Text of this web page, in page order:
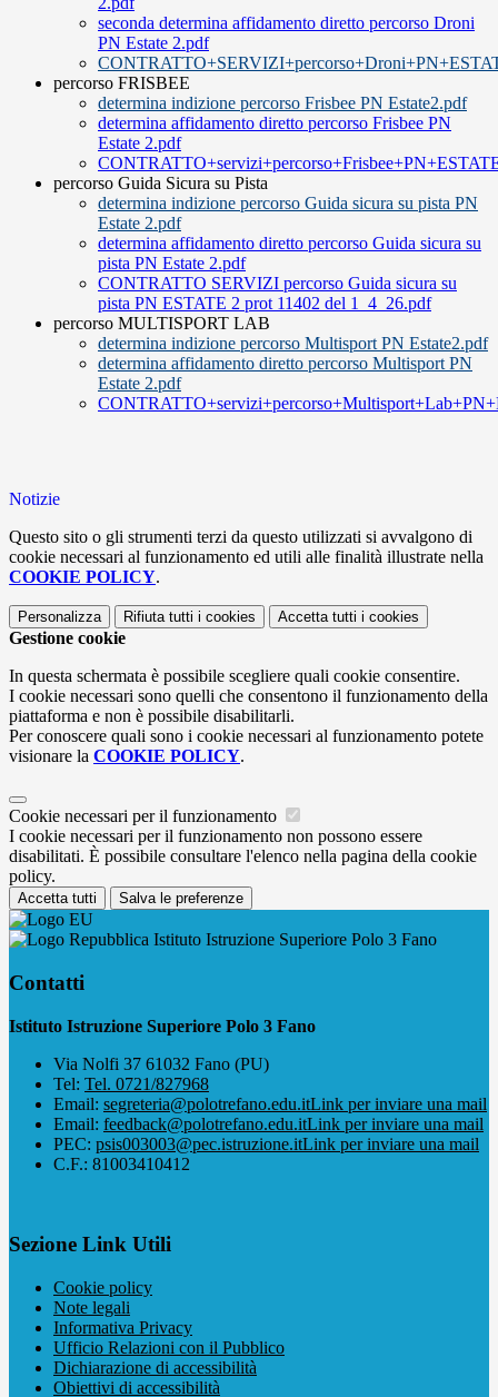
seconda determina affidamento diretto percorso Droni
PN Estate 2.pdf
percorso FRISBEE
determina indizione percorso Frisbee PN Estate2.pdf
determina affidamento diretto percorso Frisbee PN
Estate 2.pdf
percorso Guida Sicura su Pista
determina indizione percorso Guida sicura su pista PN
Estate 2.pdf
determina affidamento diretto percorso Guida sicura su
pista PN Estate 2.pdf
CONTRATTO SERVIZI percorso Guida sicura su
pista PN ESTATE 2 prot 11402 del 1_4_26.pdf
percorso MULTISPORT LAB
determina indizione percorso Multisport PN Estate2.pdf
determina affidamento diretto percorso Multisport PN
Estate 2.pdf
Notizie
Questo sito o gli strumenti terzi da questo utilizzati si avvalgono di
cookie necessari al funzionamento ed utili alle finalità illustrate nella
COOKIE POLICY.
Personalizza Rifiuta tutti i cookies Accetta tutti i cookies
Gestione cookie
In questa schermata è possibile scegliere quali cookie consentire.
I cookie necessari sono quelli che consentono il funzionamento della
piattaforma e non è possibile disabilitarli.
Per conoscere quali sono i cookie necessari al funzionamento potete
visionare la COOKIE POLICY.
Cookie necessari per il funzionamento
I cookie necessari per il funzionamento non possono essere
disabilitati. È possibile consultare l'elenco nella pagina della cookie
policy.
Accetta tutti Salva le preferenze
Istituto Istruzione Superiore Polo 3 Fano
Contatti
Istituto Istruzione Superiore Polo 3 Fano
Via Nolfi 37 61032 Fano (PU)
Tel: Tel. 0721/827968
Email: segreteria@polotrefano.e​du.itLink per inviare una mail
Email: feedback@polotrefano.edu.itLink per inviare una mail
PEC: psis003003@pec.istruzione.itLink per inviare una mail
C.F.: 81003410412
Sezione Link Utili
Cookie policy
Note legali
Informativa Privacy
Ufficio Relazioni con il Pubblico
Dichiarazione di accessibilità
Obiettivi di accessibilità